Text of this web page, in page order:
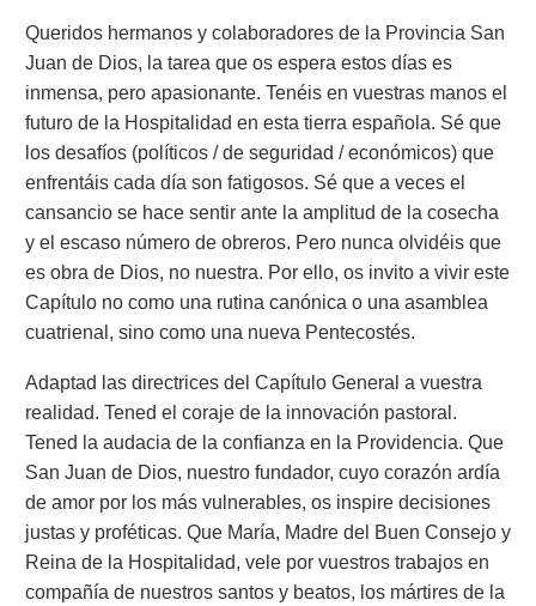
Queridos hermanos y colaboradores de la Provincia San
Juan de Dios, la tarea que os espera estos días es
inmensa, pero apasionante. Tenéis en vuestras manos el
futuro de la Hospitalidad en esta tierra española. Sé que
los desafíos (políticos / de seguridad / económicos) que
enfrentáis cada día son fatigosos. Sé que a veces el
cansancio se hace sentir ante la amplitud de la cosecha
y el escaso número de obreros. Pero nunca olvidéis que
es obra de Dios, no nuestra. Por ello, os invito a vivir este
Capítulo no como una rutina canónica o una asamblea
cuatrienal, sino como una nueva Pentecostés.
Adaptad las directrices del Capítulo General a vuestra
realidad. Tened el coraje de la innovación pastoral.
Tened la audacia de la confianza en la Providencia. Que
San Juan de Dios, nuestro fundador, cuyo corazón ardía
de amor por los más vulnerables, os inspire decisiones
justas y proféticas. Que María, Madre del Buen Consejo y
Reina de la Hospitalidad, vele por vuestros trabajos en
compañía de nuestros santos y beatos, los mártires de la